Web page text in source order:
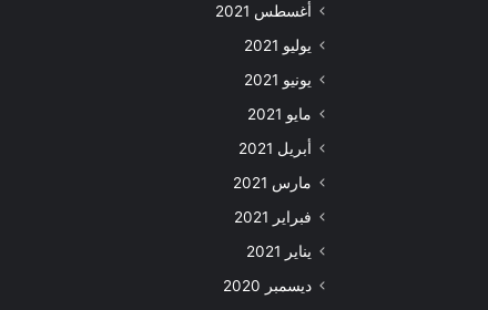
أغسطس 2021
يوليو 2021
يونيو 2021
مايو 2021
أبريل 2021
مارس 2021
فبراير 2021
يناير 2021
ديسمبر 2020